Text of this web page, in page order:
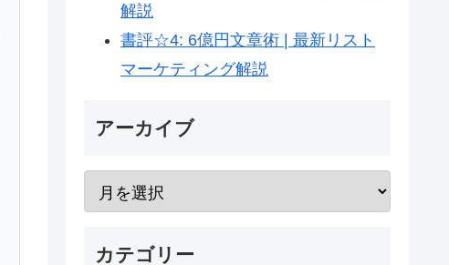
解説
書評☆4: 6億円文章術 | 最新リスト
マーケティング解説
アーカイブ
カテゴリー